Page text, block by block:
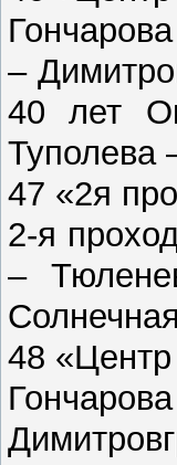
–
40 лет
Туполева
47 «2я
2-я
–
48